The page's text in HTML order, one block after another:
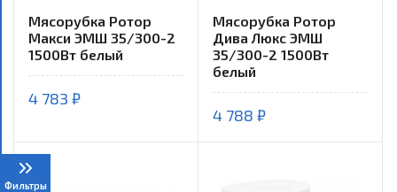
Фильтры
Мясорубка Ротор
Макси ЭМШ 35/300-2
1500Вт белый
4 783 ₽
Мясорубка Ротор
Дива Люкс ЭМШ
35/300-2 1500Вт
белый
4 788 ₽